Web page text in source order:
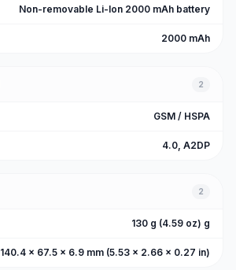
Non-removable Li-Ion 2000 mAh battery
2000 mAh
2
GSM / HSPA
4.0, A2DP
2
130 g (4.59 oz) g
140.4 x 67.5 x 6.9 mm (5.53 x 2.66 x 0.27 in)